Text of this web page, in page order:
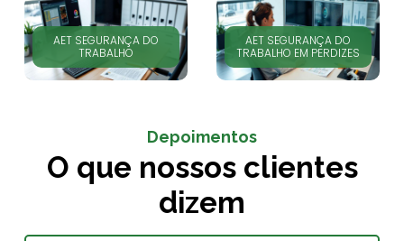
AET SEGURANÇA DO
TRABALHO
AET SEGURANÇA DO
TRABALHO EM PERDIZES
Depoimentos
O que nossos clientes
dizem